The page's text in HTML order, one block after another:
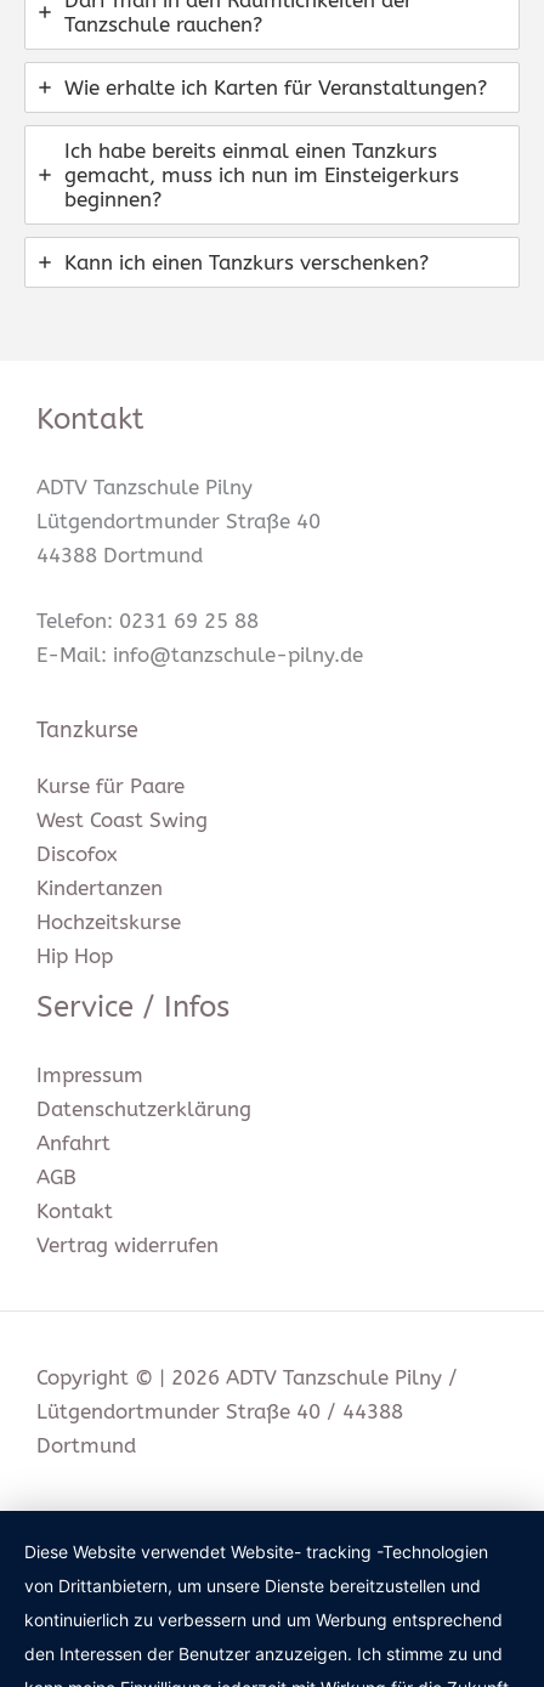
Tanzschule rauchen?
Wie erhalte ich Karten für Veranstaltungen?
Ich habe bereits einmal einen Tanzkurs
gemacht, muss ich nun im Einsteigerkurs
beginnen?
Kann ich einen Tanzkurs verschenken?
Kontakt
ADTV Tanzschule Pilny
Lütgendortmunder Straße 40
44388 Dortmund
Telefon: 0231 69 25 88
E-Mail: info@tanzschule-pilny.de
Tanzkurse
Kurse für Paare
West Coast Swing
Discofox
Kindertanzen
Hochzeitskurse
Hip Hop
Service / Infos
Impressum
Datenschutz­erklärung
Anfahrt
AGB
Kontakt
Vertrag widerrufen
Copyright © | 2026 ADTV Tanzschule Pilny /
Lütgendortmunder Straße 40 / 44388
Dortmund
Diese Website verwendet Website- tracking -Technologien
von Drittanbietern, um unsere Dienste bereitzustellen und
kontinuierlich zu verbessern und um Werbung entsprechend
den Interessen der Benutzer anzuzeigen. Ich stimme zu und